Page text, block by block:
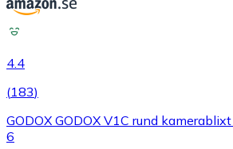
4.4
(183)
GODOX GODOX V1C rund
6